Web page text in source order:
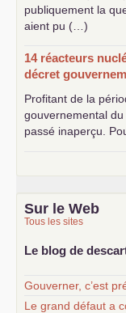
publiquement la
aient pu (…)
14 réacteurs
décret
Profitant de la
gouvernemental
passé inaperçu.
Sur le Web
Tous les sites
Le blog de
Gouverner, c’est
Le grand défaut a